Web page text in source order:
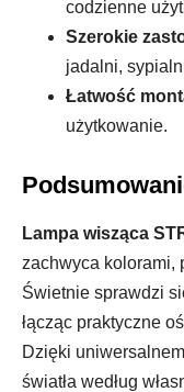
codzienne
Szerokie
jadalni,
Łatwość
użytkowanie.
Lampa wisząca
zachwyca kolorami,
Świetnie sprawdzi
łącząc praktyczne
Dzięki
światła według